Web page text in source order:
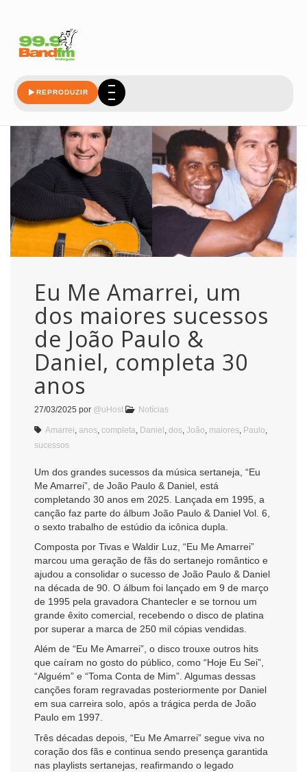
REPRODUZIR
Eu Me Amarrei, um
dos maiores sucessos
de João Paulo &
Daniel, completa 30
anos
27/03/2025 por @uHost Notícias
Amarrei anos completa Daniel dos João maiores Paulo
sucessos
Um dos grandes sucessos da música sertaneja, “Eu
Me Amarrei”, de João Paulo & Daniel, está
completando 30 anos em 2025. Lançada em 1995, a
canção faz parte do álbum João Paulo & Daniel Vol. 6,
o sexto trabalho de estúdio da icônica dupla.
Composta por Tivas e Waldir Luz, “Eu Me Amarrei”
marcou uma geração de fãs do sertanejo romântico e
ajudou a consolidar o sucesso de João Paulo & Daniel
na década de 90. O álbum foi lançado em 9 de março
de 1995 pela gravadora Chantecler e se tornou um
grande êxito comercial, recebendo o disco de platina
por superar a marca de 250 mil cópias vendidas.
Além de “Eu Me Amarrei”, o disco trouxe outros hits
que caíram no gosto do público, como “Hoje Eu Sei”,
“Alguém” e “Toma Conta de Mim”. Algumas dessas
canções foram regravadas posteriormente por Daniel
em sua carreira solo, após a trágica perda de João
Paulo em 1997.
Três décadas depois, “Eu Me Amarrei” segue viva no
coração dos fãs e continua sendo presença garantida
nas playlists sertanejas, reafirmando o legado